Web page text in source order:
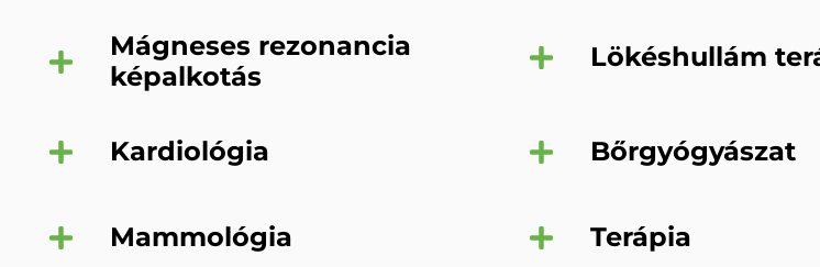
Mágneses rezonancia
képalkotás
Lökéshullám
Kardiológia Bőrgyógyászat
Mammológia Terápia